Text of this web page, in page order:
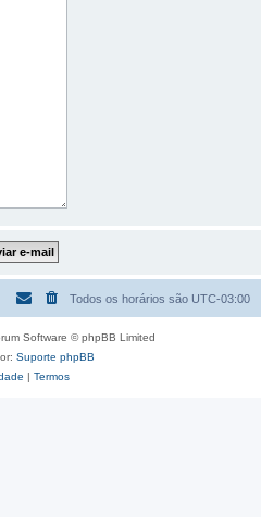
Todos os horários são UTC-03:00
Software © phpBB Limited
Suporte phpBB
| Termos